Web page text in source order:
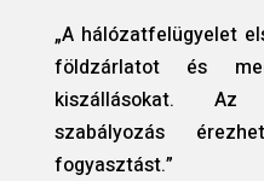
„A hálózatfelügyelet
földzárlatot és
kiszállásokat. Az
szabályozás
fogyasztást.”